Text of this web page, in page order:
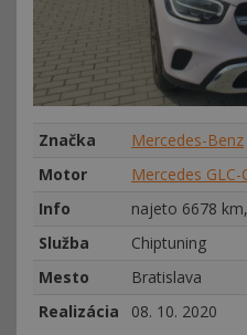
Značka
Mercedes-Benz
Motor
Mercedes
Info
najeto 6678
Služba
Chiptuning
Mesto
Bratislava
Realizácia
08. 10. 2020